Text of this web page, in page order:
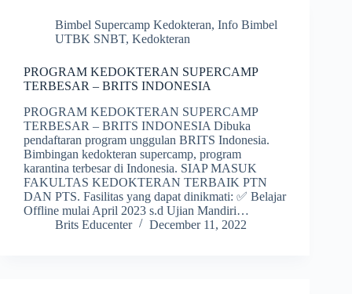
Bimbel Supercamp Kedokteran, Info Bimbel
UTBK SNBT, Kedokteran
PROGRAM KEDOKTERAN SUPERCAMP
TERBESAR – BRITS INDONESIA
PROGRAM KEDOKTERAN SUPERCAMP
TERBESAR – BRITS INDONESIA Dibuka
pendaftaran program unggulan BRITS Indonesia.
Bimbingan kedokteran supercamp, program
karantina terbesar di Indonesia. SIAP MASUK
FAKULTAS KEDOKTERAN TERBAIK PTN
DAN PTS. Fasilitas yang dapat dinikmati: ✅ Belajar
Offline mulai April 2023 s.d Ujian Mandiri…
Brits Educenter
December 11, 2022